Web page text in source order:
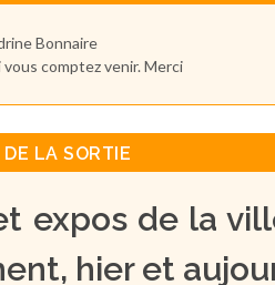
Bonnaire
comptez venir. Merci
LA SORTIE
expos de la
hier et